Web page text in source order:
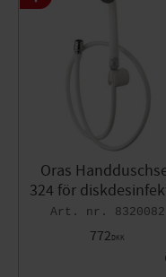
Oras
324 för
8320082
772DKK